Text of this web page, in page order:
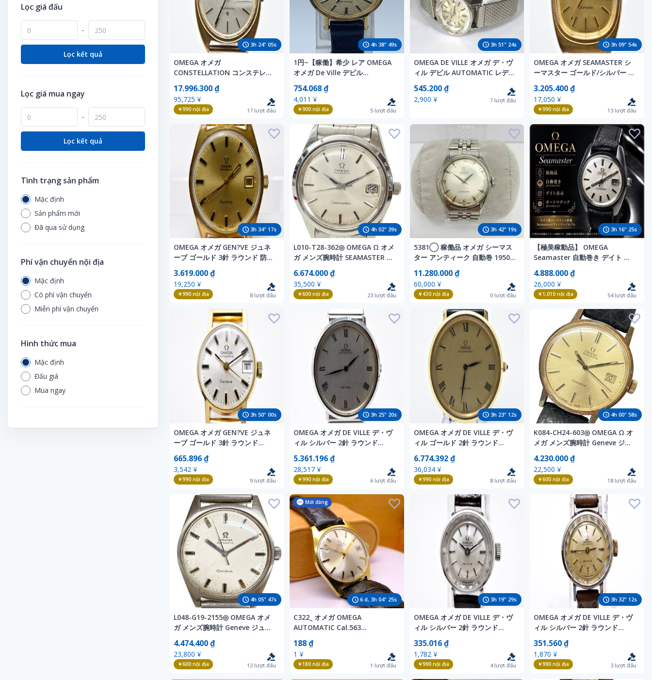
Video
Pháo hoa
Phép thuật, hàng tiệc
Plarail
Thiết bị sân chơi
Trò chơi điện tử
Xe mini
Quạt
Tạp chí thần tượng
Thẻ điện thoại
Video thần tượng
Thủ công mỹ nghệ
Trò chơi giải trí Pachinko
Tư trang quân đội
Thực phẩm bổ sung năng lượng
Vé xem thể thao
Xe đạp tập
Lọc giá đấu
-
Lọc kết quả
Lọc giá mua ngay
-
Lọc kết quả
Tình trạng sản phẩm
Mặc định
Sản phẩm mới
Đã qua sử dụng
Phí vận chuyển nội địa
Mặc định
Có phí vận chuyển
Miễn phí vận chuyển
Hình thức mua
Mặc định
Đấu giá
Mua ngay
3h 24"03s
OMEGA オメガ
CONSTELLATION コンステレー
ション ゴールド/シルバー 2針 ラ
ウンド Automatic メンズ 腕時
計 デイデイト
17.996.300 ₫
95,725 ¥
￥990nội địa 17 lượt đấu
4h 38" 47s
1円~【稼働】希少 レア OMEGA
オメガ De Ville デビル
AUTOMATIC 自動巻き ゴールド
レディース 腕時計 アンティーク
ヴィンテージ
754.068 ₫
4,011 ¥
￥900 nội địa 5lượt đấu
3h51" 22s
OMEGA DE VILLE オメガ デ・ヴ
ィル デビル AUTOMATIC レディ
ース 自動巻 腕時計 / N-41
545.200 ₫
2,900 ¥ 7 lượt đấu
3h 09" 52s
OMEGA オメガ SEAMASTER シ
ーマスター ゴールド/シルバー 3
針 スクエア Automatic 腕時計
3.205.400 ₫
17,050 ¥
￥990 nội địa 13lượt đấu
3h34" 15s
OMEGA オメガ GEN?VE ジュネ
ーブ ゴールド 3針 ラウンド 防水
Automatic 腕時計 アンティーク
3.619.000 ₫
19,250 ¥
￥990nội địa 8 lượt đấu
4h 02" 37s
L010-T28-362◎ OMEGA Ω オメ
ガ メンズ腕時計 SEAMASTER シ
ーマスター 166.010SP
AUTOMATIC 自動巻き Cal.565
ラウンド デイト 稼働 KA
6.674.000 ₫
35,500 ¥
￥600 nội địa 23lượt đấu
3h 42" 17s
5381◯ 稼働品 オメガ シーマス
ター アンティーク 自動巻 1950
年代 クサビ 12 3 6 9 ライスブレ
ス OMEGA Seamaster
AUTOMATIC 時計
11.280.000 ₫
60,000 ¥
￥430nội địa 0 lượt đấu
3h 16" 23s
【極美稼動品】 OMEGA
Seamaster 自動巻き デイト 腕
時計 オメガ シーマスター ヴィン
テージ オートマチック ベルト正
規品 シーマスター
4.888.000 ₫
26,000 ¥
￥1,010 nội địa 54lượt đấu
3h49"58s
OMEGA オメガ GEN?VE ジュネ
ーブ ゴールド 3針 ラウンド
Automatic レディース 腕時計
デイト
665.896 ₫
3,542 ¥
￥990nội địa 9 lượt đấu
3h 25" 18s
OMEGA オメガ DE VILLE デ・ヴ
ィル シルバー 2針 ラウンド
Automatic 腕時計 アンティーク
5.361.196 ₫
28,517 ¥
￥990 nội địa 6lượt đấu
3h 23" 10s
OMEGA オメガ DE VILLE デ・ヴ
ィル ゴールド 2針 ラウンド
Automatic メンズ 腕時計
6.774.392 ₫
36,034 ¥
￥990nội địa 8 lượt đấu
4h 00" 56s
K084-CH24-603◎ OMEGA Ω オ
メガ メンズ腕時計 Geneve ジュ
ネーブ AUTOMATIC 自動巻き ラ
ウンド デイト ゴールド文字盤 稼
働 KA
4.230.000 ₫
22,500 ¥
￥600 nội địa 18lượt đấu
4h05" 45s
L048-G19-2155◎ OMEGA オメ
ガ メンズ腕時計 Geneve ジュネ
ーブ 165.041 AUTOMATIC 自動
巻き ラウンド 3針 Cal.552 ヴィ
ンテージ 稼働 KA
4.474.400 ₫
23,800 ¥
￥600nội địa 12 lượt đấu
6d, 3h 04" 23s
Mới đăng
C322_ オメガ OMEGA
AUTOMATIC Cal.563
Ref.166.041 GP/SS 金メッキ デ
イト 1972年刻印 Ω尾錠 自動巻き
メンズ 腕時計 稼働品
188 ₫
1 ¥
￥180 nội địa 1 lượt đấu
3h 19" 27s
OMEGA オメガ DE VILLE デ・ヴ
ィル シルバー 2針 ラウンド
Automatic レディース 腕時計
アンティーク
335.016 ₫
1,782 ¥
￥990nội địa 4lượt đấu
3h 32" 10s
OMEGA オメガ DE VILLE デ・ヴ
ィル シルバー 2針 ラウンド
Automatic レディース 腕時計
アンティーク
351.560 ₫
1,870 ¥
￥990 nội địa 3lượt đấu